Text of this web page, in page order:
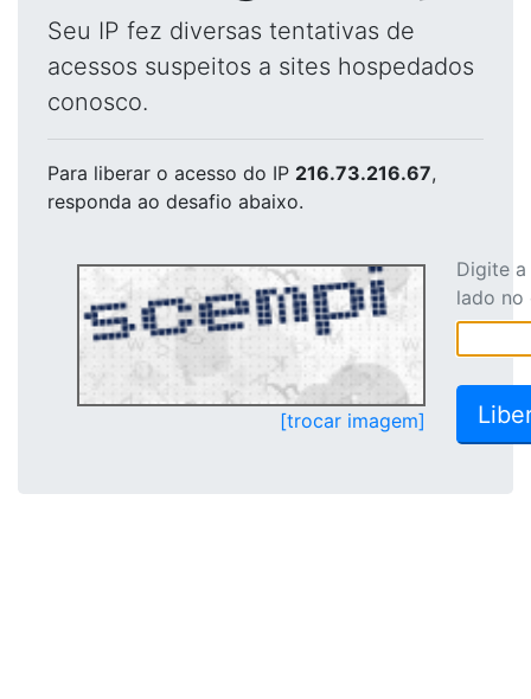
Seu IP fez diversas tentativas de
acessos suspeitos a sites hospedados
conosco.
Para liberar o acesso do IP 216.73.216.67,
responda ao desafio abaixo.
[trocar imagem]
Digite
lado no